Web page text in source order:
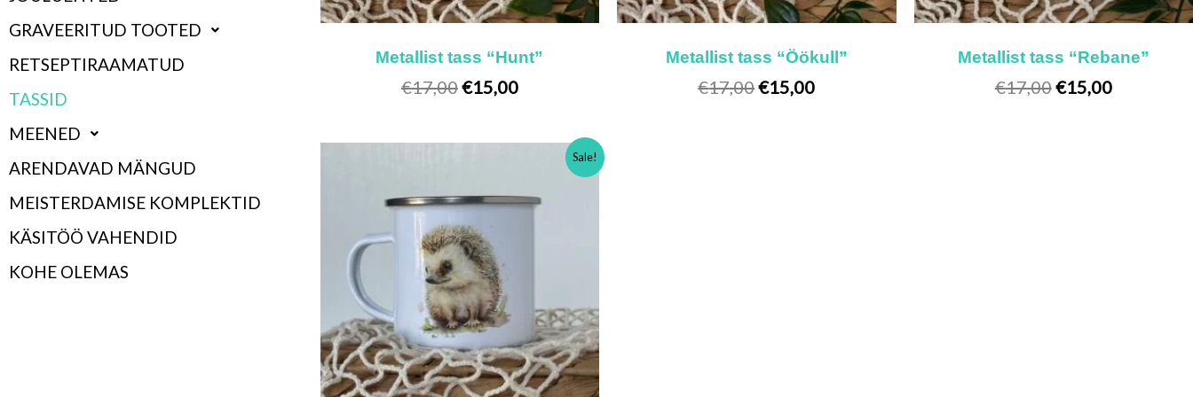
GRAVEERITUD TOOTED
RETSEPTIRAAMATUD
TASSID
MEENED
ARENDAVAD MÄNGUD
MEISTERDAMISE KOMPLEKTID
KÄSITÖÖ VAHENDID
KOHE OLEMAS
Metallist tass “Hunt”
€17,00€15,00
Metallist tass “Öökull”
€17,00€15,00
Metallist tass “Rebane”
€17,00€15,00
Sale!
oli:
€17,00.
Praegune
on: